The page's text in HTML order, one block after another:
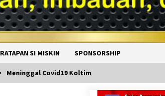
RATAPAN SI MISKIN SPONSORSHIP
Meninggal Covid19 Koltim